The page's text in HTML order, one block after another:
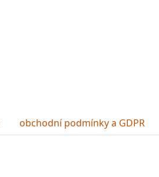
obchodní podmínky a GDPR